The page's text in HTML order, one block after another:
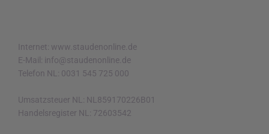
Internet: www.staudenonline.de
E-Mail: info@staudenonline.de
Telefon NL: 0031 545 725 000
Umsatzsteuer NL: NL859170226B01
Handelsregister NL: 72603542